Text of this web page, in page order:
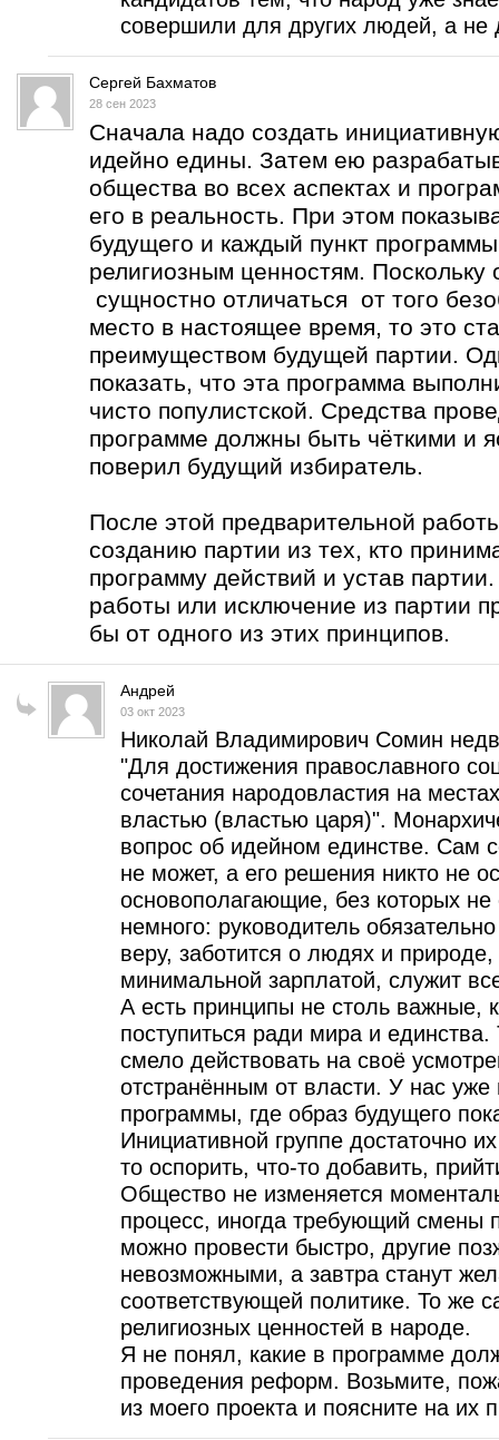
совершили для других людей, а не
Сергей Бахматов
28 сен 2023
Сначала надо создать
идейно едины. Затем ею
общества во всех аспектах и
его в реальность. При этом
будущего и каждый пункт
религиозным ценностям. Поскольку
сущностно отличаться от того
место в настоящее время, то это
преимуществом будущей партии.
показать, что эта программа
чисто популистской. Средства
программе должны быть чёткими и
поверил будущий избиратель.
После этой предварительной
созданию партии из тех, кто
программу действий и устав
работы или исключение из партии
бы от одного из этих принципов.
Андрей
03 окт 2023
Николай Владимирович Сомин
"Для достижения православного
сочетания народовластия на
властью (властью царя)".
вопрос об идейном единстве. Сам
не может, а его решения никто не
основополагающие, без которых
немного: руководитель
веру, заботится о людях и природе,
минимальной зарплатой, служит
А есть принципы не столь важные,
поступиться ради мира и
смело действовать на своё
отстранённым от власти. У нас
программы, где образ будущего
Инициативной группе достаточно
то оспорить, что-то добавить,
Общество не изменяется
процесс, иногда требующий
можно провести быстро, другие
невозможными, а завтра станут
соответствующей политике. То же
религиозных ценностей в народе.
Я не понял, какие в программе
проведения реформ. Возьмите,
из моего проекта и поясните на их